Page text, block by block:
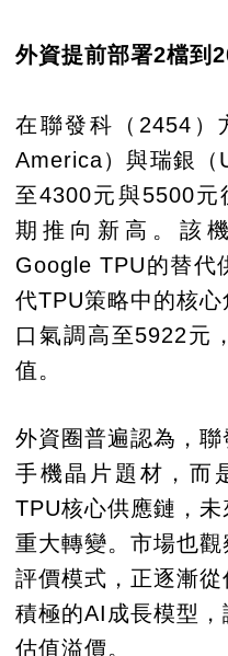
外資提前部署2檔到
在聯發科（2454）
America）與瑞銀（
至4300元與5500元
期推向新高。該
Google TPU的替代
代TPU策略中的核
口氣調高至5922元
值。
外資圈普遍認為，
手機晶片題材，而
TPU核心供應鏈，
重大轉變。市場也
評價模式，正逐漸
積極的AI成長模型
估值溢價。